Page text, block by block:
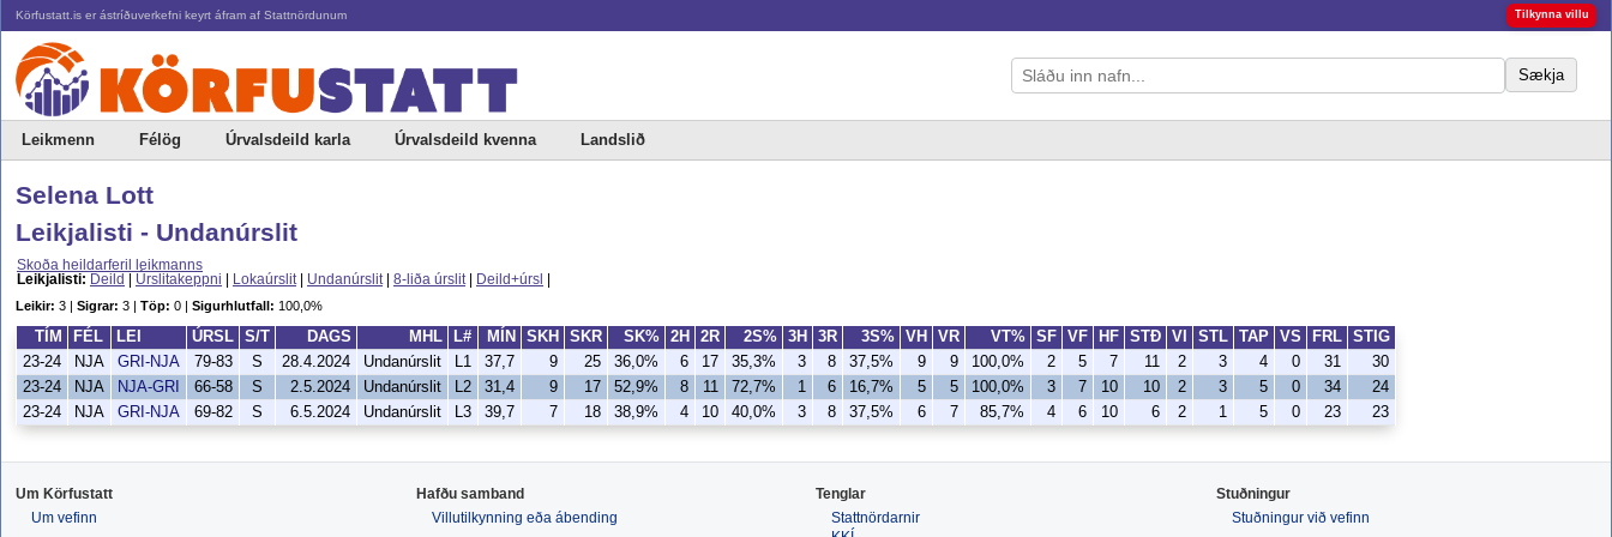
Körfustatt.is er ástríðuverkefni keyrt áfram af Stattnördunum Tilkynna villu
Sækja
Leikmenn Félög Úrvalsdeild karla Úrvalsdeild kvenna Landslið
Selena Lott
Leikjalisti - Undanúrslit
Skoða heildarferil leikmanns
Leikjalisti: Deild | Úrslitakeppni | Lokaúrslit | Undanúrslit | 8-liða úrslit | Deild+úrsl |
Leikir: 3 | Sigrar: 3 | Töp: 0 | Sigurhlutfall: 100,0%
TÍM FÉL LEI ÚRSL S/T DAGS MHL L# MÍN SKH SKR SK% 2H 2R 2S% 3H 3R 3S% VH VR VT% SF VF HF STÐ VI STL TAP VS FRL
STIG
23-24
NJA GRI-NJA 79-83 S 28.4.2024 Undanúrslit L1 37,7 9 25 36,0% 6 17 35,3% 3 8 37,5% 9 9 100,0% 2 5 7 11 2 3 4 0 31
30
23-24
NJA NJA-GRI 66-58 S 2.5.2024 Undanúrslit L2 31,4 9 17 52,9% 8 11 72,7% 1 6 16,7% 5 5 100,0% 3 7 10 10 2 3 5 0 34
24
23-24
NJA GRI-NJA 69-82 S 6.5.2024 Undanúrslit L3 39,7 7 18 38,9% 4 10 40,0% 3 8 37,5% 6 7 85,7% 4 6 10 6 2 1 5 0 23 23
Um Körfustatt
Um vefinn
Hafðu samband
Villutilkynning eða ábending
Tenglar
Stattnördarnir
Stuðningur
Stuðningur við vefinn